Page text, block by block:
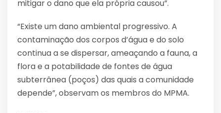
mitigar o dano que ela própria causou”.
“Existe um dano ambiental progressivo. A
contaminação dos corpos d’água e do solo
continua a se dispersar, ameaçando a fauna, a
flora e a potabilidade de fontes de água
subterrânea (poços) das quais a comunidade
depende”, observam os membros do MPMA.